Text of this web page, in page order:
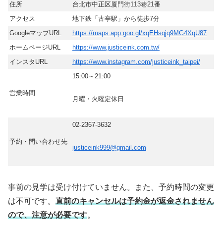
住所
台北市中正区厦門街113巷21番
アクセス
地下鉄「古亭駅」から徒歩7分
GoogleマップURL
https://maps.app.goo.gl/xqEHsqjq9MG4XqU87
ホームページURL
https://www.justiceink.com.tw/
インスタURL
https://www.instagram.com/justiceink_taipei/
営業時間
15:00～21:00
月曜・火曜定休日
予約・問い合わせ先
02-2367-3632
justiceink999@gmail.com
事前の見学は受け付けていません。また、予約時間の変更
は不可です。 直前のキャンセルは予約金が返金されません
ので、注意が必要です。